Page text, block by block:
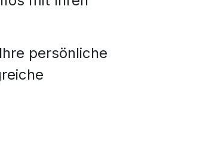
persönliche